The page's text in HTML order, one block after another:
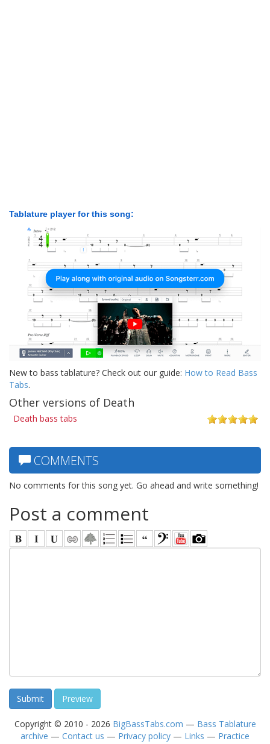
Tablature player for this song:
New to bass tablature? Check out our guide: How to Read Bass
Tabs.
Other versions of Death
Death bass tabs
COMMENTS
No comments for this song yet. Go ahead and write something!
Post a comment
Copyright © 2010 - 2026 BigBassTabs.com — Bass Tablature
archive — Contact us — Privacy policy — Links — Practice